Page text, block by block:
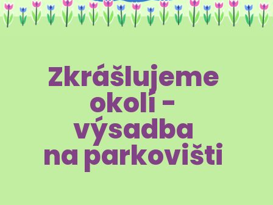
Zkrášlujeme
okolí -
výsadba
na parkovišti